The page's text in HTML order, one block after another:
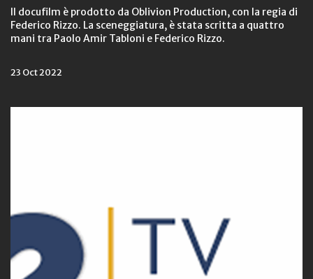
Il docufilm è prodotto da Oblivion Production, con la regia di
Federico Rizzo. La sceneggiatura, è stata scritta a quattro
mani tra Paolo Amir Tabloni e Federico Rizzo.
23 Oct 2022